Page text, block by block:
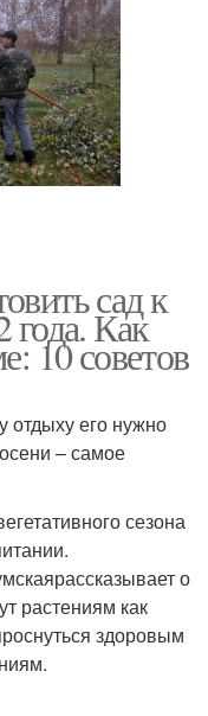
сад к
года. Как
10 советов
отдыху его нужно
– самое
сезона
о
растениям как
здоровым